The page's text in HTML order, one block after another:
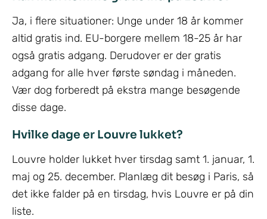
Ja, i flere situationer: Unge under 18 år kommer
altid gratis ind. EU-borgere mellem 18-25 år har
også gratis adgang. Derudover er der gratis
adgang for alle hver første søndag i måneden.
Vær dog forberedt på ekstra mange besøgende
disse dage.
Hvilke dage er Louvre lukket?
Louvre holder lukket hver tirsdag samt 1. januar, 1.
maj og 25. december. Planlæg dit besøg i Paris, så
det ikke falder på en tirsdag, hvis Louvre er på din
liste.